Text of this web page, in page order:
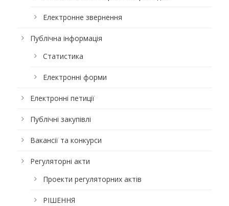
Електронне звернення
Публічна інформація
Статистика
Електронні форми
Електронні петиції
Публічні закупівлі
Вакансії та конкурси
Регуляторні акти
Проекти регуляторних актів
РІШЕННЯ